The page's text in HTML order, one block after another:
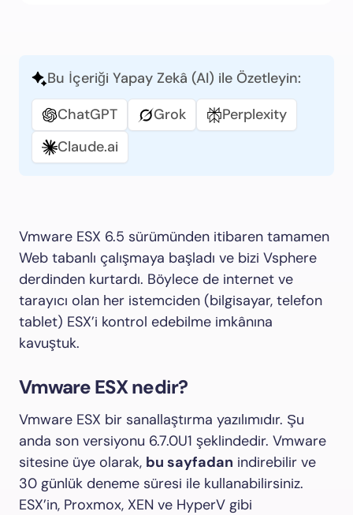
Bu İçeriği Yapay Zekâ (AI) ile Özetleyin:
ChatGPT
Grok
Perplexity
Claude.ai
Vmware ESX 6.5 sürümünden itibaren tamamen
Web tabanlı çalışmaya başladı ve bizi Vsphere
derdinden kurtardı. Böylece de internet ve
tarayıcı olan her istemciden (bilgisayar, telefon
tablet) ESX’i kontrol edebilme imkânına
kavuştuk.
Vmware ESX nedir?
Vmware ESX bir sanallaştırma yazılımıdır. Şu
anda son versiyonu 6.7.0U1 şeklindedir. Vmware
sitesine üye olarak, bu sayfadan indirebilir ve
30 günlük deneme süresi ile kullanabilirsiniz.
ESX’in, Proxmox, XEN ve HyperV gibi